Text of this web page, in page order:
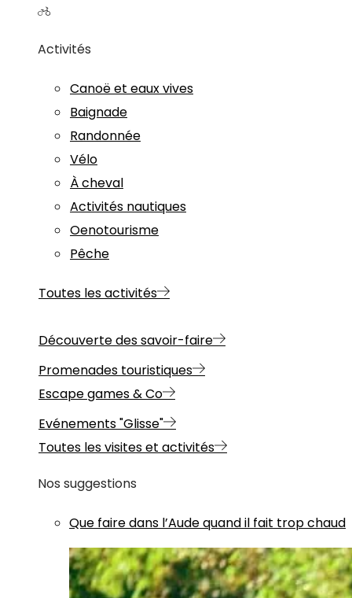
Activités
Canoë et eaux vives
Baignade
Randonnée
Vélo
À cheval
Activités nautiques
Oenotourisme
Pêche
Toutes les activités
Découverte des savoir-faire
Promenades touristiques
Escape games & Co
Evénements "Glisse"
Toutes les visites et activités
Nos suggestions
Que faire dans l’Aude quand il fait trop chaud